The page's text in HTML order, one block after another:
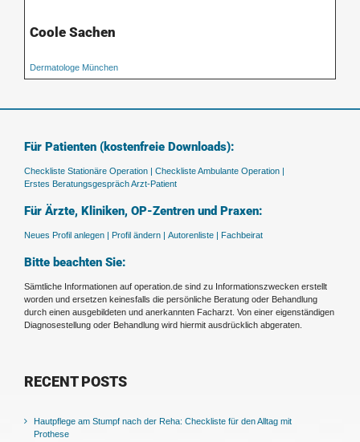
Coole Sachen
Dermatologe München
Für Patienten (kostenfreie Downloads):
Checkliste Stationäre Operation | Checkliste Ambulante Operation |
Erstes Beratungsgespräch Arzt-Patient
Für Ärzte, Kliniken, OP-Zentren und Praxen:
Neues Profil anlegen | Profil ändern | Autorenliste | Fachbeirat
Bitte beachten Sie:
Sämtliche Informationen auf operation.de sind zu Informationszwecken erstellt
worden und ersetzen keinesfalls die persönliche Beratung oder Behandlung
durch einen ausgebildeten und anerkannten Facharzt. Von einer eigenständigen
Diagnosestellung oder Behandlung wird hiermit ausdrücklich abgeraten.
RECENT POSTS
Hautpflege am Stumpf nach der Reha: Checkliste für den Alltag mit
Prothese